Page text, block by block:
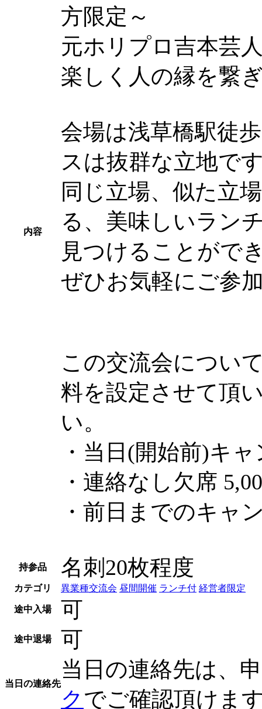
内容
方限定～
元ホリプロ吉本芸
楽しく人の縁を繋
会場は浅草橋駅徒
スは抜群な立地で
同じ立場、似た立
る、美味しいラン
見つけることがで
ぜひお気軽にご参
この交流会につい
料を設定させて頂
い。
・当日(開始前)キ
・連絡なし欠席
・前日までのキャ
持参品 名刺20枚程度
カテゴリ 異業種交流会 昼間開催 ランチ付 経営者限定
途中入場 可
途中退場 可
当日の連絡先
当日の連絡先は、
ク でご確認頂けま